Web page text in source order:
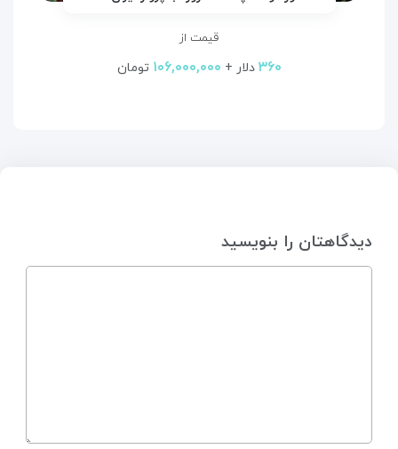
قیمت از
۳۶۰ دلار + ۱۰۶,۰۰۰,۰۰۰ تومان
دیدگاهتان را بنویسید